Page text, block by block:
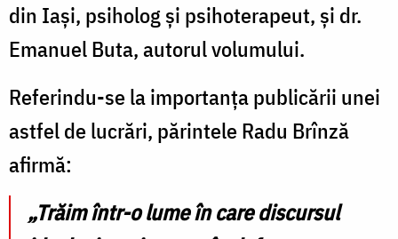
din Iași, psiholog și psihoterapeut, și dr.
Emanuel Buta, autorul volumului.
Referindu-se la importanța publicării unei
astfel de lucrări, părintele Radu Brînză
afirmă:
„Trăim într-o lume în care discursul